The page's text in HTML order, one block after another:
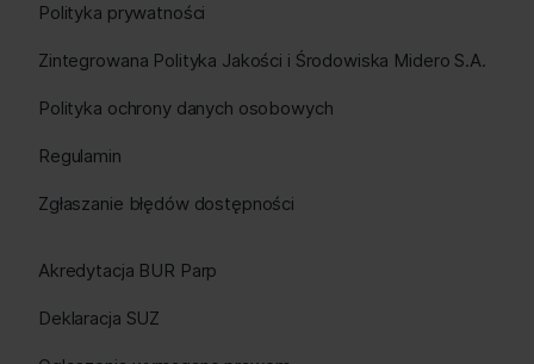
Polityka prywatności
Zintegrowana Polityka Jakości i Środowiska Midero S.A.
Polityka ochrony danych osobowych
Regulamin
Zgłaszanie błędów dostępności
Akredytacja BUR Parp
Deklaracja SUZ